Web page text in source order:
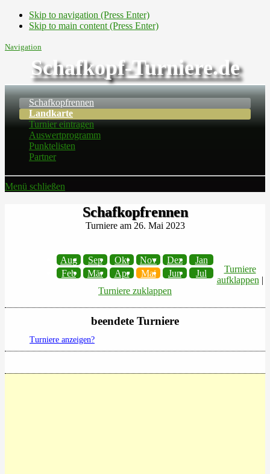
Skip to navigation (Press Enter)
Skip to main content (Press Enter)
Navigation
Schafkopf-Turniere.de
Schafkopfrennen
Landkarte
Turnier eintragen
Auswertprogramm
Punktelisten
Partner
Menü schließen
Schafkopfrennen
Turniere am 26. Mai 2023
Aug Sep Okt Nov Dez
Jan
Feb
Mär Apr Mai Jun Jul
Turniere
aufklappen |
Turniere zuklappen
beendete Turniere
Turniere anzeigen?